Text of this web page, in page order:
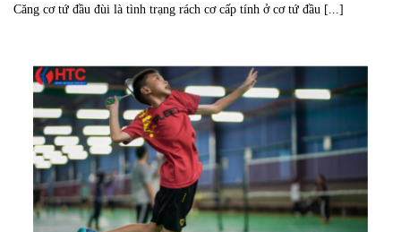
Căng cơ tứ đầu đùi là tình trạng rách cơ cấp tính ở cơ tứ đầu [...]